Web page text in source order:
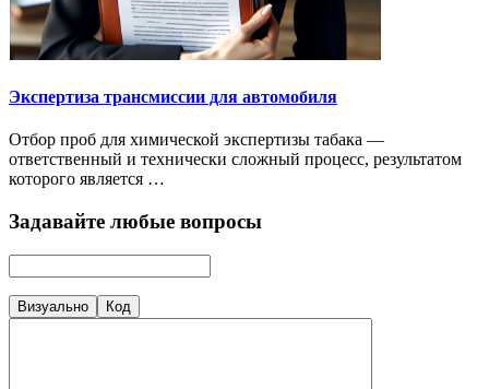
Экспертиза трансмиссии для автомобиля
Отбор проб для химической экспертизы табака —
ответственный и технически сложный процесс, результатом
которого является …
Задавайте любые вопросы
Визуально Код